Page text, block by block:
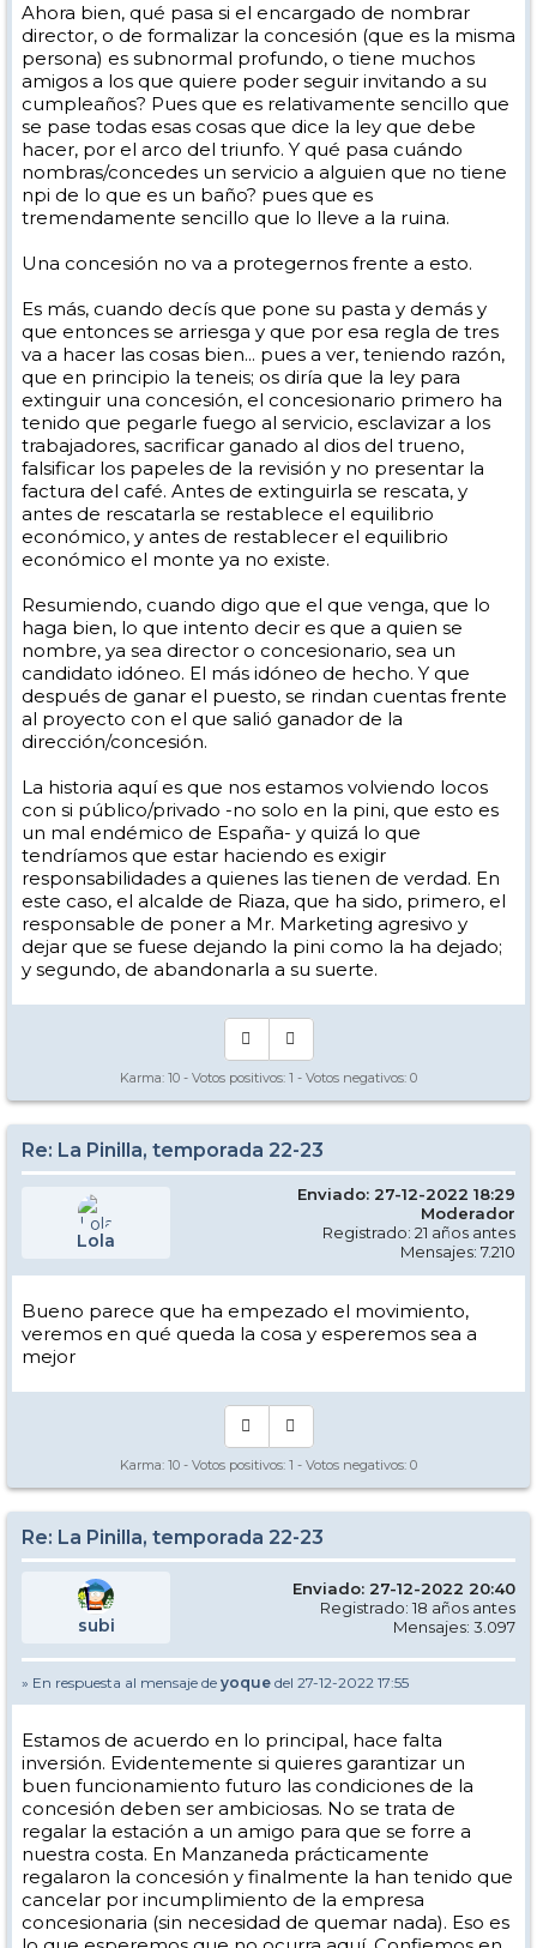
Ahora bien, qué pasa si el encargado de nombrar
director, o de formalizar la concesión (que es la misma
persona) es subnormal profundo, o tiene muchos
amigos a los que quiere poder seguir invitando a su
cumpleaños? Pues que es relativamente sencillo que
se pase todas esas cosas que dice la ley que debe
hacer, por el arco del triunfo. Y qué pasa cuándo
nombras/concedes un servicio a alguien que no tiene
npi de lo que es un baño? pues que es
tremendamente sencillo que lo lleve a la ruina.
Una concesión no va a protegernos frente a esto.
Es más, cuando decís que pone su pasta y demás y
que entonces se arriesga y que por esa regla de tres
va a hacer las cosas bien... pues a ver, teniendo razón,
que en principio la teneis; os diría que la ley para
extinguir una concesión, el concesionario primero ha
tenido que pegarle fuego al servicio, esclavizar a los
trabajadores, sacrificar ganado al dios del trueno,
falsificar los papeles de la revisión y no presentar la
factura del café. Antes de extinguirla se rescata, y
antes de rescatarla se restablece el equilibrio
económico, y antes de restablecer el equilibrio
económico el monte ya no existe.
Resumiendo, cuando digo que el que venga, que lo
haga bien, lo que intento decir es que a quien se
nombre, ya sea director o concesionario, sea un
candidato idóneo. El más idóneo de hecho. Y que
después de ganar el puesto, se rindan cuentas frente
al proyecto con el que salió ganador de la
dirección/concesión.
La historia aquí es que nos estamos volviendo locos
con si público/privado -no solo en la pini, que esto es
un mal endémico de España- y quizá lo que
tendríamos que estar haciendo es exigir
responsabilidades a quienes las tienen de verdad. En
este caso, el alcalde de Riaza, que ha sido, primero, el
responsable de poner a Mr. Marketing agresivo y
dejar que se fuese dejando la pini como la ha dejado;
y segundo, de abandonarla a su suerte.
Karma: 10 - Votos positivos: 1 - Votos negativos: 0
Re: La Pinilla, temporada 22-23
Lola
Enviado: 27-12-2022 18:29
Moderador
Registrado: 21 años antes
Mensajes: 7.210
Bueno parece que ha empezado el movimiento,
veremos en qué queda la cosa y esperemos sea a
mejor
Karma: 10 - Votos positivos: 1 - Votos negativos: 0
Re: La Pinilla, temporada 22-23
subi
Enviado: 27-12-2022 20:40
Registrado: 18 años antes
Mensajes: 3.097
» En respuesta al mensaje de yoque del 27-12-2022 17:55
Estamos de acuerdo en lo principal, hace falta
inversión. Evidentemente si quieres garantizar un
buen funcionamiento futuro las condiciones de la
concesión deben ser ambiciosas. No se trata de
regalar la estación a un amigo para que se forre a
nuestra costa. En Manzaneda prácticamente
regalaron la concesión y finalmente la han tenido que
cancelar por incumplimiento de la empresa
concesionaria (sin necesidad de quemar nada). Eso es